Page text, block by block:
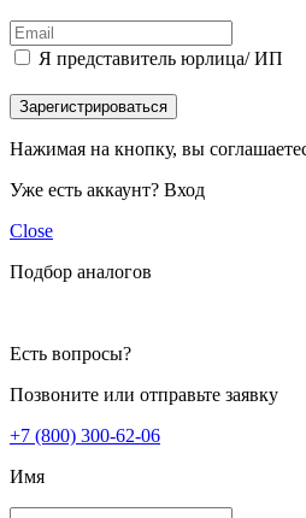
Я представитель юрлица/ ИП
Зарегистрироваться
Нажимая на кнопку, вы
Уже есть аккаунт? Вход
Close
Подбор аналогов
Есть вопросы?
Позвоните или отправьте заявку
+7 (800) 300-62-06
Имя